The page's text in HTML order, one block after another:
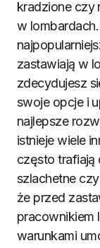
kradzione czy
w
zastawiają w
zdecydujesz
swoje opcje i
najlepsze
istnieje wiele
często trafiają
szlachetne
że przed
pracownikiem
warunkami